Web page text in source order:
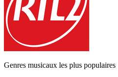
Genres musicaux les plus populaires